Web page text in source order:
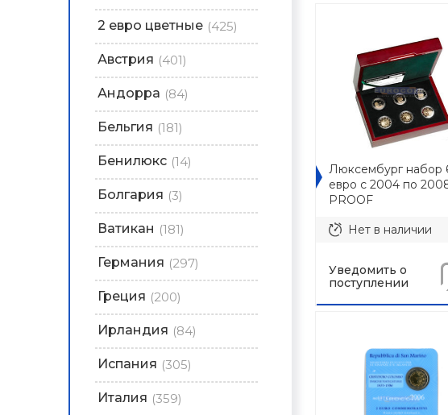
2 евро цветные (425)
Австрия (401)
Андорра (84)
Бельгия (181)
Бенилюкс (14)
Болгария (3)
Ватикан (181)
Германия (297)
Греция (200)
Ирландия (84)
Испания (305)
Италия (359)
Люксембург набор
евро с 2004 по
PROOF
Нет в наличии
Уведомить о
поступлении